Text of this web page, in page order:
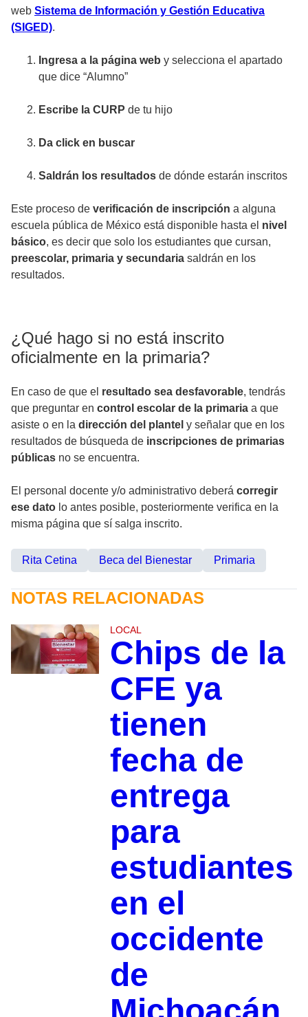
web Sistema de Información y Gestión Educativa
(SIGED).
Ingresa a la página web y selecciona el apartado
que dice “Alumno”
Escribe la CURP de tu hijo
Da click en buscar
Saldrán los resultados de dónde estarán inscritos
Este proceso de verificación de inscripción a alguna
escuela pública de México está disponible hasta el nivel
básico, es decir que solo los estudiantes que cursan,
preescolar, primaria y secundaria saldrán en los
resultados.
¿Qué hago si no está inscrito
oficialmente en la primaria?
En caso de que el resultado sea desfavorable, tendrás
que preguntar en control escolar de la primaria a que
asiste o en la dirección del plantel y señalar que en los
resultados de búsqueda de inscripciones de primarias
públicas no se encuentra.
El personal docente y/o administrativo deberá corregir
ese dato lo antes posible, posteriormente verifica en la
misma página que sí salga inscrito.
Rita Cetina Beca del Bienestar Primaria
NOTAS RELACIONADAS
LOCAL
Chips de la
CFE ya
tienen
fecha de
entrega
para
estudiantes
en el
occidente
de